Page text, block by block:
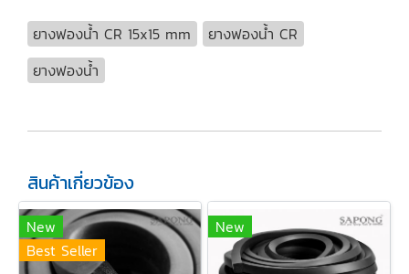
ยางฟองน้ำ CR 15x15 mm
ยางฟองน้ำ CR
ยางฟองน้ำ
สินค้าเกี่ยวข้อง
New
Best Seller
New